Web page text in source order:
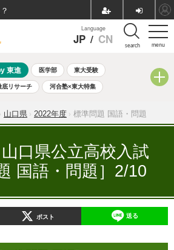
menu
Language
JP / CN search
東進 医学部 東大受験
底リサーチ 河合塾×東大特集
8月開催学校説明会・相談会
自由研究教材（中学生向け）
山口県 2022年度 標準問題 国語・問題
口県公立高校入試
国語・問題］2/10
ポスト 送る